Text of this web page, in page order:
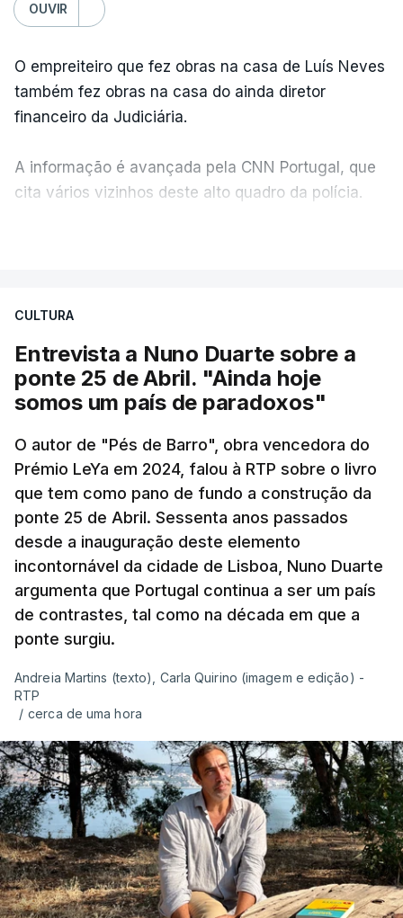
OUVIR
O empreiteiro que fez obras na casa de Luís Neves
também fez obras na casa do ainda diretor
financeiro da Judiciária.
A informação é avançada pela CNN Portugal, que
cita vários vizinhos deste alto quadro da polícia.
apreendido numa operação de droga.
CULTURA
Entrevista a Nuno Duarte sobre a
ponte 25 de Abril. "Ainda hoje
somos um país de paradoxos"
O autor de "Pés de Barro", obra vencedora do
Prémio LeYa em 2024, falou à RTP sobre o livro
que tem como pano de fundo a construção da
ponte 25 de Abril. Sessenta anos passados
desde a inauguração deste elemento
incontornável da cidade de Lisboa, Nuno Duarte
argumenta que Portugal continua a ser um país
de contrastes, tal como na década em que a
ponte surgiu.
Andreia Martins (texto), Carla Quirino (imagem e edição) -
RTP
/ cerca de uma hora